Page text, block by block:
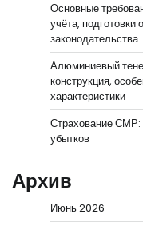
Основные
учёта, подготовки
законодательства
Алюминиевый
конструкция,
характеристики
Страхование СМР:
убытков
Архив
Июнь 2026